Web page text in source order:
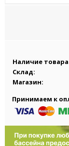
Наличие товара
Склад:
Магазин:
Принимаем к